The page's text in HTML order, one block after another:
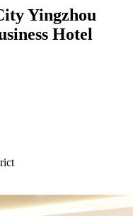
Yingzhou
Hotel